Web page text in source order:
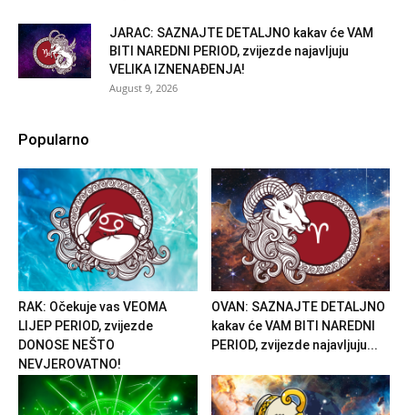
JARAC: SAZNAJTE DETALJNO kakav će VAM
BITI NAREDNI PERIOD, zvijezde najavljuju
VELIKA IZNENAĐENJA!
August 9, 2026
Popularno
RAK: Očekuje vas VEOMA
LIJEP PERIOD, zvijezde
DONOSE NEŠTO
NEVJEROVATNO!
OVAN: SAZNAJTE DETALJNO
kakav će VAM BITI NAREDNI
PERIOD, zvijezde najavljuju...